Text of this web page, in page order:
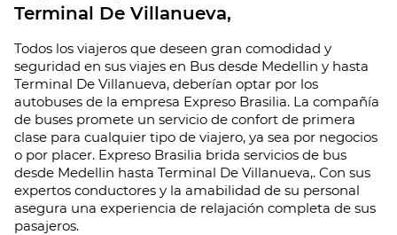
Terminal De Villanueva,
Todos los viajeros que deseen gran comodidad y
seguridad en sus viajes en Bus desde Medellin y hasta
Terminal De Villanueva, deberían optar por los
autobuses de la empresa Expreso Brasilia. La compañía
de buses promete un servicio de confort de primera
clase para cualquier tipo de viajero, ya sea por negocios
o por placer. Expreso Brasilia brida servicios de bus
desde Medellin hasta Terminal De Villanueva,. Con sus
expertos conductores y la amabilidad de su personal
asegura una experiencia de relajación completa de sus
pasajeros.